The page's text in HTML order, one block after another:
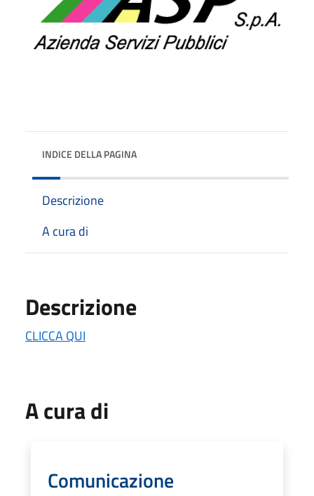
INDICE DELLA PAGINA
Descrizione
A cura di
Descrizione
CLICCA QUI
A cura di
Comunicazione